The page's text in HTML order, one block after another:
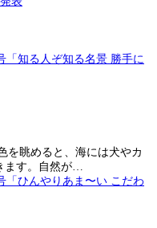
を眺めると、海には犬やカ
ます。自然が…